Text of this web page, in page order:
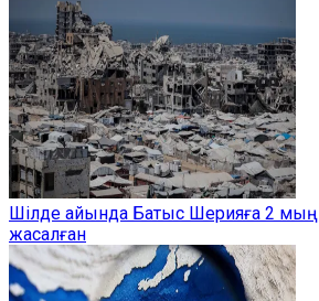
Шілде айында Батыс Шерияға 2
жасалған